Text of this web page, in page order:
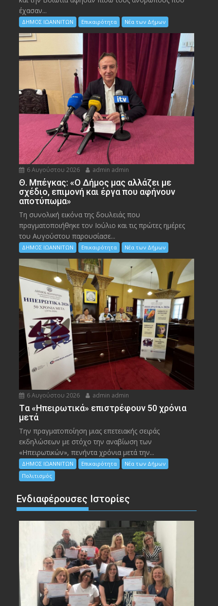
έχασαν...
ΔΗΜΟΣ ΙΩΑΝΝΙΤΩΝ Επικαιρότητα Νέα των Δήμων
6 Αυγούστου 2026 admin admin
Θ. Μπέγκας: «Ο Δήμος μας αλλάζει με
σχέδιο, επιμονή και έργα που αφήνουν
αποτύπωμα»
Τη συνολική εικόνα της δουλειάς που
πραγματοποιήθηκε τον Ιούλιο και τις πρώτες ημέρες
του Αυγούστου παρουσίασε...
ΔΗΜΟΣ ΙΩΑΝΝΙΤΩΝ Επικαιρότητα Νέα των Δήμων
6 Αυγούστου 2026 admin admin
Tα «Ηπειρωτικά» επιστρέφουν 50 χρόνια
μετά
Την πραγματοποίηση μιας επετειακής σειράς
εκδηλώσεων με στόχο την αναβίωση των
«Ηπειρωτικών», πενήντα χρόνια μετά την...
ΔΗΜΟΣ ΙΩΑΝΝΙΤΩΝ Επικαιρότητα
Νέα των Δήμων
Πολιτισμός
Ενδιαφέρουσες Ιστορίες